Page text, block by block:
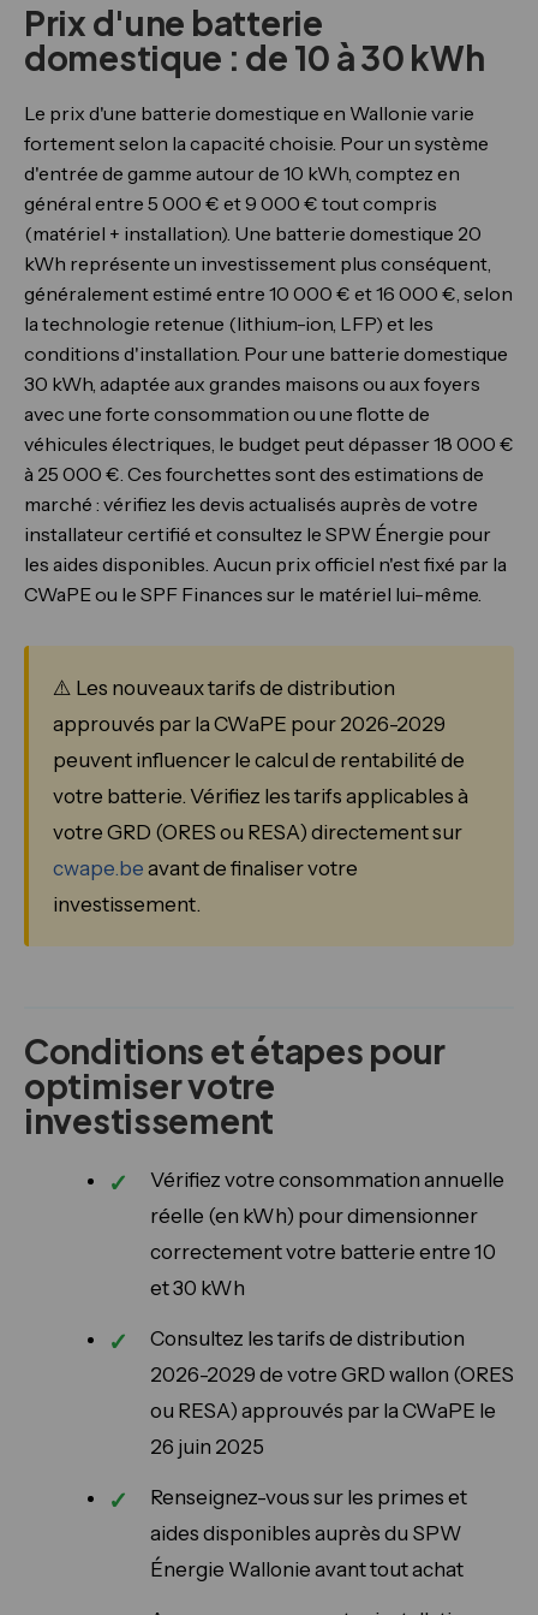
Prix d'une batterie
domestique : de 10 à 30 kWh
Le prix d'une batterie domestique en Wallonie varie
fortement selon la capacité choisie. Pour un système
d'entrée de gamme autour de 10 kWh, comptez en
général entre 5 000 € et 9 000 € tout compris
(matériel + installation). Une batterie domestique 20
kWh représente un investissement plus conséquent,
généralement estimé entre 10 000 € et 16 000 €, selon
la technologie retenue (lithium-ion, LFP) et les
conditions d'installation. Pour une batterie domestique
30 kWh, adaptée aux grandes maisons ou aux foyers
avec une forte consommation ou une flotte de
véhicules électriques, le budget peut dépasser 18 000 €
à 25 000 €. Ces fourchettes sont des estimations de
marché : vérifiez les devis actualisés auprès de votre
installateur certifié et consultez le SPW Énergie pour
les aides disponibles. Aucun prix officiel n'est fixé par la
CWaPE ou le SPF Finances sur le matériel lui-même.
⚠️ Les nouveaux tarifs de distribution
approuvés par la CWaPE pour 2026-2029
peuvent influencer le calcul de rentabilité de
votre batterie. Vérifiez les tarifs applicables à
votre GRD (ORES ou RESA) directement sur
cwape.be avant de finaliser votre
investissement.
Conditions et étapes pour
optimiser votre
investissement
Vérifiez votre consommation annuelle
réelle (en kWh) pour dimensionner
correctement votre batterie entre 10
et 30 kWh
Consultez les tarifs de distribution
2026-2029 de votre GRD wallon (ORES
ou RESA) approuvés par la CWaPE le
26 juin 2025
Renseignez-vous sur les primes et
aides disponibles auprès du SPW
Énergie Wallonie avant tout achat